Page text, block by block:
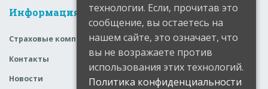
Информация
Страховые компании
Контакты
Новости
технологии. Если, прочитав это
сообщение, вы остаетесь на
нашем сайте, это означает, что
вы не возражаете против
использования этих технологий.
Политика конфиденциальности